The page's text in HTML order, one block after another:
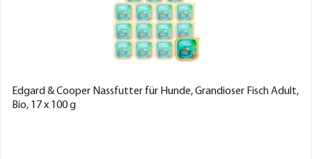
Edgard & Cooper Nassfutter für Hunde, Grandioser Fisch Adult,
Bio, 17 x 100 g